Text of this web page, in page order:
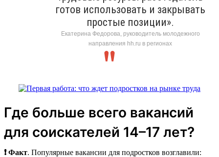
готов использовать и закрывать
простые позиции».
Екатерина Федорова, руководитель молодежного
направления hh.ru в регионах
Где больше всего вакансий
для соискателей 14–17 лет?
❗ Факт. Популярные вакансии для подростков возглавили: